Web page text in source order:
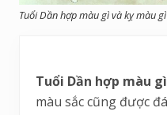
Tuổi Dần hợp màu gì và kỵ màu
Tuổi Dần hợp màu
màu sắc cũng được